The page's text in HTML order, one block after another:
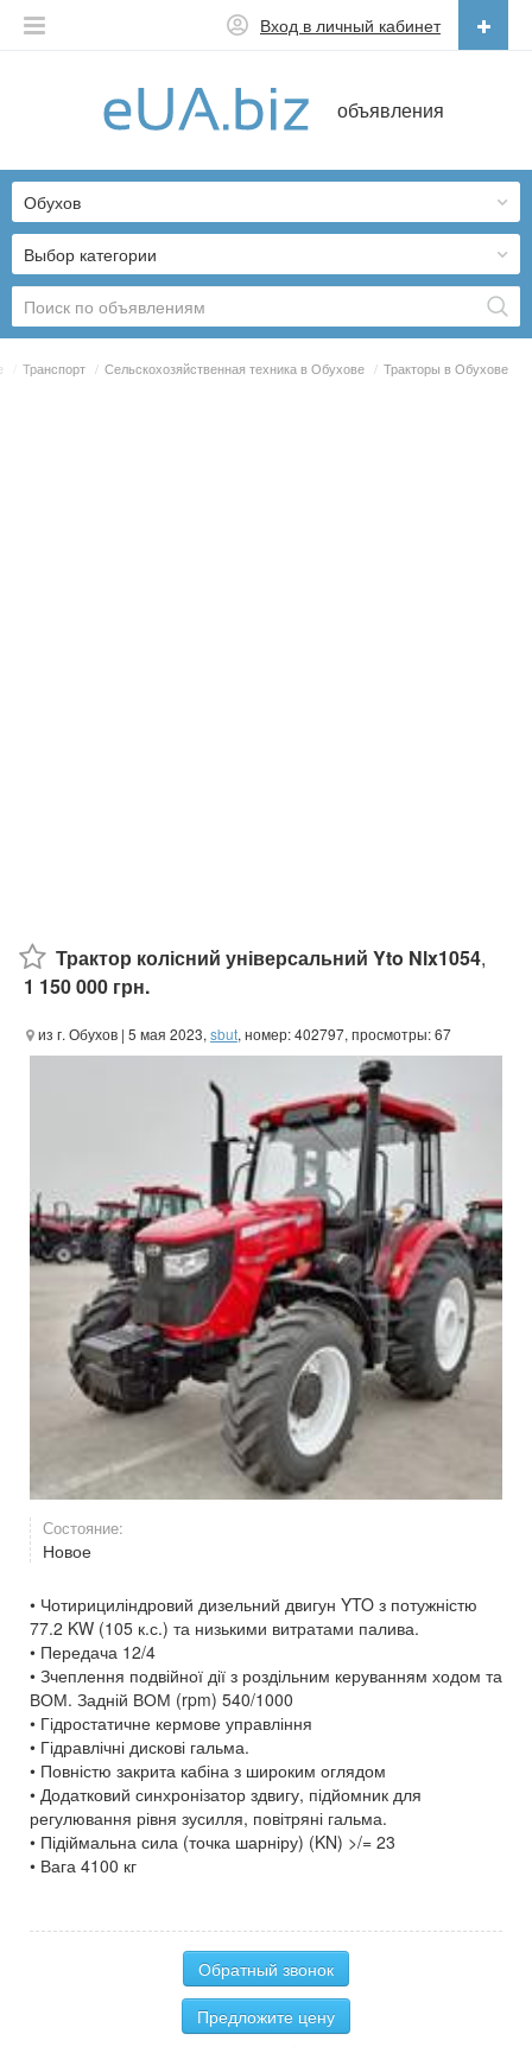
объявления
Вход в личный кабинет
Українська
Выбор категории
Обухов
Транспорт / Сельскохозяйственная техника в Обухове / Тракторы в Обухове
Трактор колісний універсальний Yto Nlx1054,
1 150 000 грн.
из г. Обухов | 5 мая 2023, sbut, номер: 402797, просмотры: 67
Состояние:
Новое
• Чотирициліндровий дизельний двигун YTO з потужністю
77.2 KW (105 к.с.) та низькими витратами палива.
• Передача 12/4
• Зчеплення подвійної дії з роздільним керуванням ходом та
ВОМ. Задній ВОМ (rpm) 540/1000
• Гідростатичне кермове управління
• Гідравлічні дискові гальма.
• Повністю закрита кабіна з широким оглядом
• Додатковий синхронізатор здвигу, підйомник для
регулювання рівня зусилля, повітряні гальма.
• Підіймальна сила (точка шарніру) (KN) >/= 23
• Вага 4100 кг
Обратный звонок
Предложите цену